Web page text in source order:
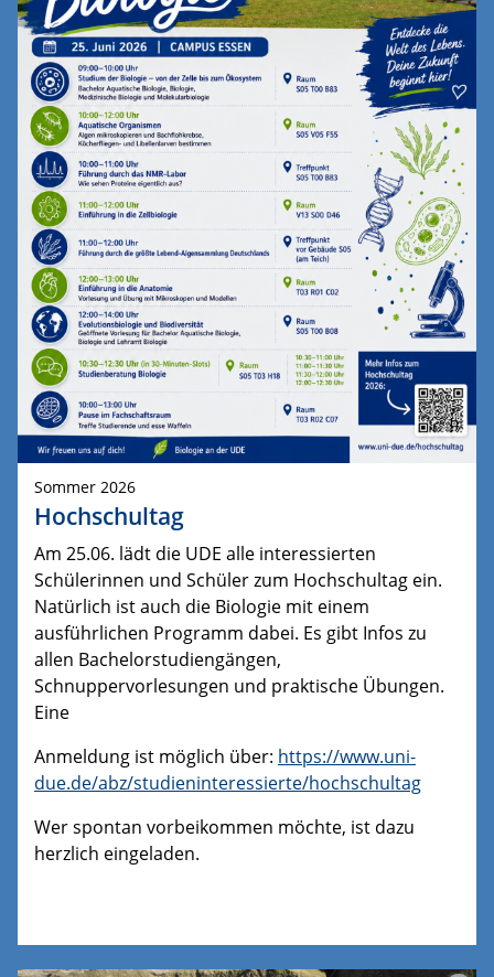
Sommer 2026
Hochschultag
Am 25.06. lädt die UDE alle interessierten
Schülerinnen und Schüler zum Hochschultag ein.
Natürlich ist auch die Biologie mit einem
ausführlichen Programm dabei. Es gibt Infos zu
allen Bachelorstudiengängen,
Schnuppervorlesungen und praktische Übungen.
Eine
Anmeldung ist möglich über: https://www.uni-
due.de/abz/studieninteressierte/hochschultag
Wer spontan vorbeikommen möchte, ist dazu
herzlich eingeladen.